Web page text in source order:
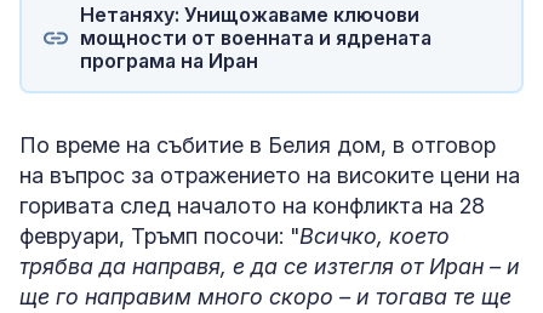
Нетаняху: Унищожаваме ключови
мощности от военната и ядрената
програма на Иран
По време на събитие в Белия дом, в отговор
на въпрос за отражението на високите цени на
горивата след началото на конфликта на 28
февруари, Тръмп посочи: "Всичко, което
трябва да направя, е да се изтегля от Иран – и
ще го направим много скоро – и тогава те ще